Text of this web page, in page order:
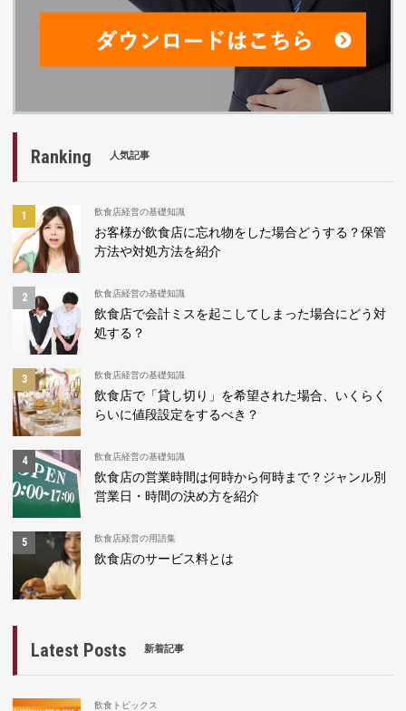
Ranking 人気記事
飲食店経営の基礎知識
お客様が飲食店に忘れ物をした場合どうする？保管
方法や対処方法を紹介
飲食店経営の基礎知識
飲食店で会計ミスを起こしてしまった場合にどう対
処する？
飲食店経営の基礎知識
飲食店で「貸し切り」を希望された場合、いくらく
らいに値段設定をするべき？
飲食店経営の基礎知識
飲食店の営業時間は何時から何時まで？ジャンル別
営業日・時間の決め方を紹介
飲食店経営の用語集
飲食店のサービス料とは
Latest Posts 新着記事
飲食トピックス